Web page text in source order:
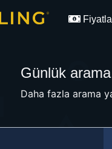
Günlük
Daha fazla arama